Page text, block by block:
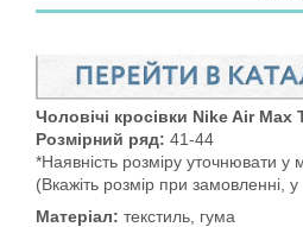
Чоловічі кросівки Nike Air Max
Розмірний ряд: 41-44
*Наявність розміру уточнювати
(Вкажіть розмір при замовленні,
Матеріал: текстиль, гума